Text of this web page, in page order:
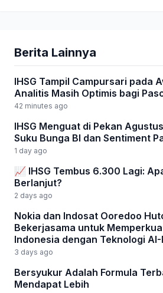
Berita Lainnya
IHSG Tampil Campursari pada
Analitis Masih Optimis bagi
42 minutes ago
IHSG Menguat di Pekan
Suku Bunga BI dan Sentiment
1 day ago
📈 IHSG Tembus 6.300 Lagi:
Berlanjut?
2 days ago
Nokia dan Indosat Ooredoo
Bekerjasama untuk
Indonesia dengan Teknologi AI-
3 days ago
Bersyukur Adalah Formula
Mendapat Lebih